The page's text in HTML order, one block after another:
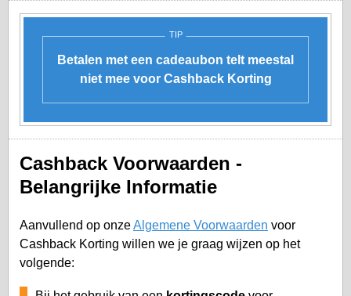
TIP
Betalen met een cadeaubon telt meestal
niet mee voor Cashback Korting
Cashback Voorwaarden -
Belangrijke Informatie
Aanvullend op onzeAlgemene Voorwaarden voor
Cashback Korting willen we je graag wijzen op het
volgende: